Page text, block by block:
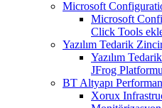
Microsoft
Microsoft
Click Tools
Yazılım Tedarik
Yazılım
JFrog Platformu
BT Altyapı
Xorux